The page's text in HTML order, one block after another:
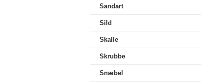
Sandart
Sild
Skalle
Skrubbe
Snæbel